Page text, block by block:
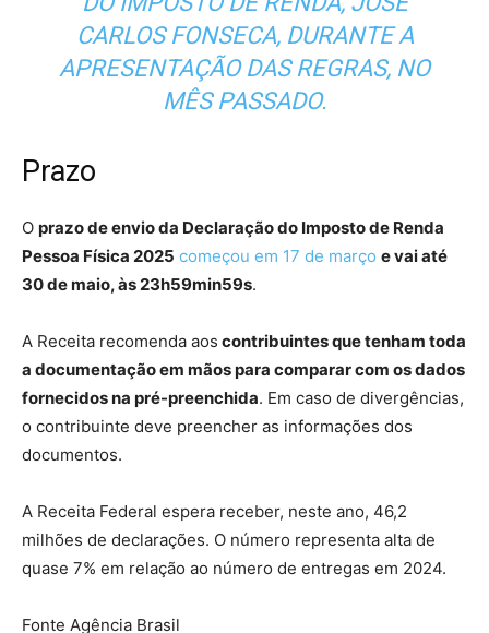
CARLOS FONSECA, DURANTE A
APRESENTAÇÃO DAS REGRAS, NO
MÊS PASSADO.
Prazo
O prazo de envio da Declaração do Imposto de Renda
Pessoa Física 2025 começou em 17 de março e vai até
30 de maio, às 23h59min59s.
A Receita recomenda aos contribuintes que tenham toda
a documentação em mãos para comparar com os dados
fornecidos na pré-preenchida. Em caso de divergências,
o contribuinte deve preencher as informações dos
documentos.
A Receita Federal espera receber, neste ano, 46,2
milhões de declarações. O número representa alta de
quase 7% em relação ao número de entregas em 2024.
Fonte Agência Brasil